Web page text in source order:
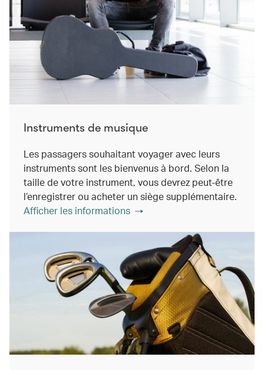
Instruments de musique
Les passagers souhaitant voyager avec leurs
instruments sont les bienvenus à bord. Selon la
taille de votre instrument, vous devrez peut-être
l’enregistrer ou acheter un siège supplémentaire.
Afficher les informations